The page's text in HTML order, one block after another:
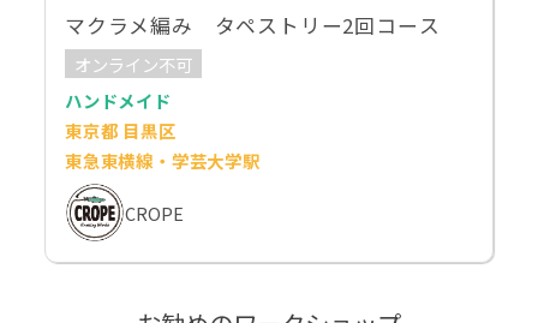
マクラメ編み タペストリー2回コース
オンライン不可
ハンドメイド
東京都 目黒区
東急東横線・学芸大学駅
CROPE